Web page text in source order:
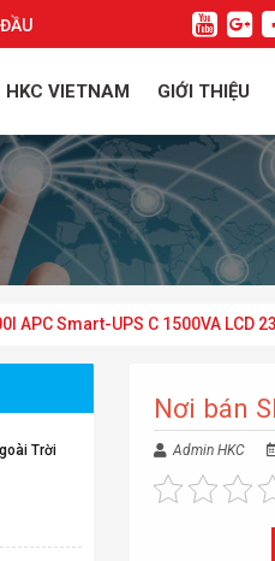
HKC VIETNAM GIỚI THIỆU
APC Smart-UPS C 1500VA LCD
Trời
Nơi bán
Admin HKC